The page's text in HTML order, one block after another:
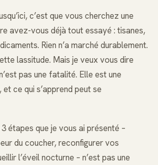
c’est que vous cherchez une
avez-vous déjà tout essayé : tisanes,
Rien n’a marché durablement.
lassitude. Mais je veux vous dire
pas une fatalité. Elle est une
ce qui s’apprend peut se
étapes que je vous ai présenté –
du coucher, reconfigurer vos
l’éveil nocturne – n’est pas une